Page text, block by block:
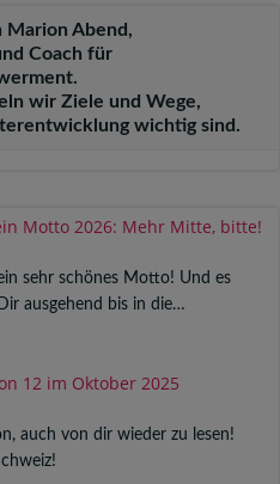
Marion Abend,
Coach für
wir Ziele und Wege,
wichtig sind.
Motto 2026: Mehr Mitte, bitte!
sehr schönes Motto! Und es
ausgehend bis in die…
12 im Oktober 2025
auch von dir wieder zu lesen!